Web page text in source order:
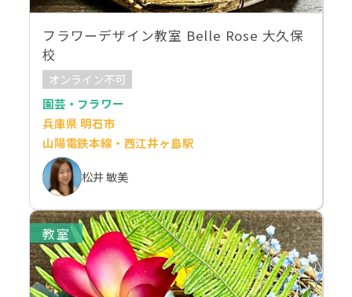
フラワーデザイン教室 Belle Rose 大久保
校
オンライン不可
園芸・フラワー
兵庫県 明石市
山陽電鉄本線・西江井ヶ島駅
松井 敏美
教室